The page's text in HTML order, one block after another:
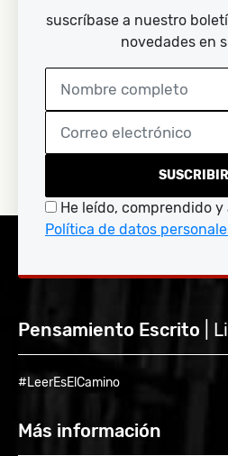
suscríbase a nuestro
novedades en
He leído, comprendido
Política de datos
Pensamiento Escrito |
#LeerEsElCamino
Más información